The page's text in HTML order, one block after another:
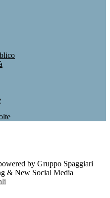
by Gruppo Spaggiari
& New Social Media